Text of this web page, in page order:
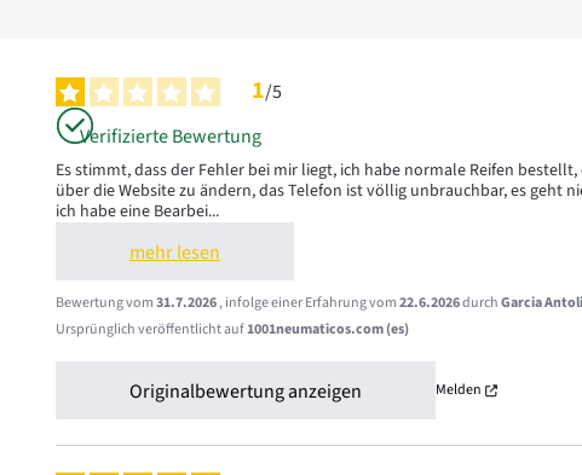
1/5
Verifizierte Bewertung
Es stimmt, dass der Fehler bei mir liegt, ich habe normale Reifen
über die Website zu ändern, das Telefon ist völlig unbrauchbar, es geht
ich habe eine Bearbei...
mehr lesen
Bewertung vom31.7.2026, infolge einer Erfahrung vom22.6.2026durchGarcia
Ursprünglich veröffentlicht auf1001neumaticos.com (es)
Originalbewertung anzeigen Melden